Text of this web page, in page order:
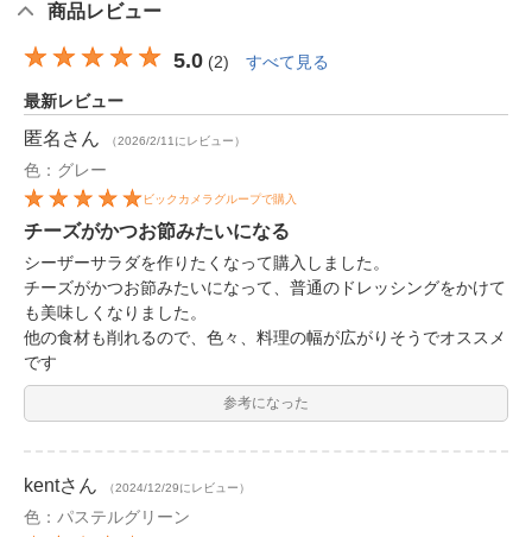
商品レビュー
5.0 (2) すべて見る
最新レビュー
匿名 さん （2026/2/11にレビュー）
色：グレー
ビックカメラグループで購入
チーズがかつお節みたいになる
シーザーサラダを作りたくなって購入しました。
チーズがかつお節みたいになって、普通のドレッシングをかけて
も美味しくなりました。
他の食材も削れるので、色々、料理の幅が広がりそうでオススメ
です
参考になった
kentさん （2024/12/29にレビュー）
色：パステルグリーン